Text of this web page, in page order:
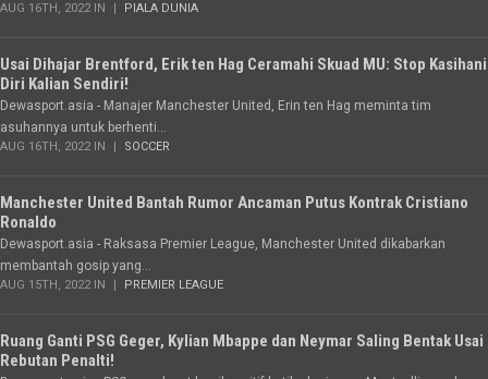
AUG 16TH, 2022 IN PIALA DUNIA
Usai Dihajar Brentford, Erik ten Hag Ceramahi Skuad MU: Stop Kasihani
Diri Kalian Sendiri!
Dewasport.asia - Manajer Manchester United, Erin ten Hag meminta tim
asuhannya untuk berhenti...
AUG 16TH, 2022 IN SOCCER
Manchester United Bantah Rumor Ancaman Putus Kontrak Cristiano
Ronaldo
Dewasport.asia - Raksasa Premier League, Manchester United dikabarkan
membantah gosip yang...
AUG 15TH, 2022 IN PREMIER LEAGUE
Ruang Ganti PSG Geger, Kylian Mbappe dan Neymar Saling Bentak Usai
Rebutan Penalti!